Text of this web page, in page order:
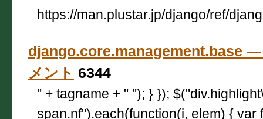
https://man.plustar.jp/django/ref/
django.core.management.base
メント 6344
" + tagname + " "); } });
span.nf").each(function(i, elem) { var